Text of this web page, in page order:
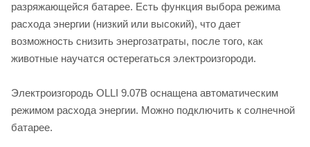
разряжающейся батарее. Есть функция выбора режима
расхода энергии (низкий или высокий), что дает
возможность снизить энергозатраты, после того, как
животные научатся остерегаться электроизгороди.
Электроизгородь OLLI 9.07B оснащена автоматическим
режимом расхода энергии. Можно подключить к солнечной
батарее.